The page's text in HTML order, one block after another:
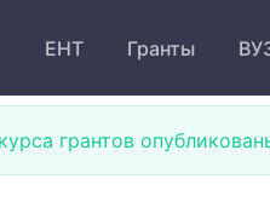
ЕНТ Гранты
грантов